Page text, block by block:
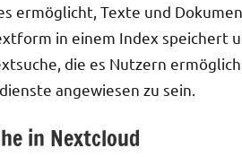
ermöglicht, Texte und
in einem Index speichert
die es Nutzern
angewiesen zu sein.
in Nextcloud